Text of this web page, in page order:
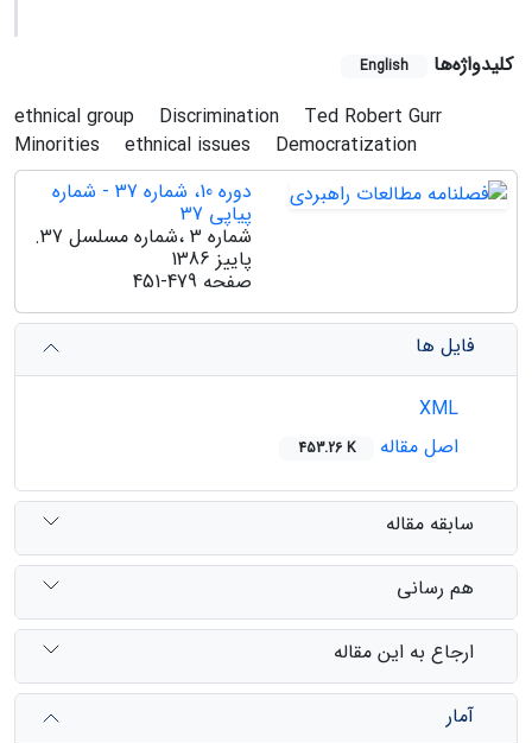
کلیدواژه‌ها English
ethnical group Discrimination
Ted Robert Gurr
Minorities
ethnical issues
Democratization
دوره 10، شماره 37 - شماره
پیاپی 37
شماره 3 ،شماره مسلسل 37.
پاییز 1386
صفحه 451-479
فایل ها
اصل مقاله
453.26 K
سابقه مقاله
هم رسانی
ارجاع به این مقاله
آمار